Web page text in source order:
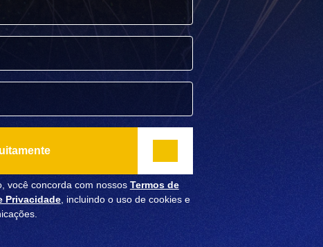
você concorda com nossos Termos de
Privacidade, incluindo o uso de cookies e